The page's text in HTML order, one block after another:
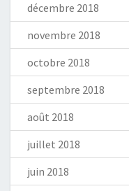
décembre 2018
novembre 2018
octobre 2018
septembre 2018
août 2018
juillet 2018
juin 2018